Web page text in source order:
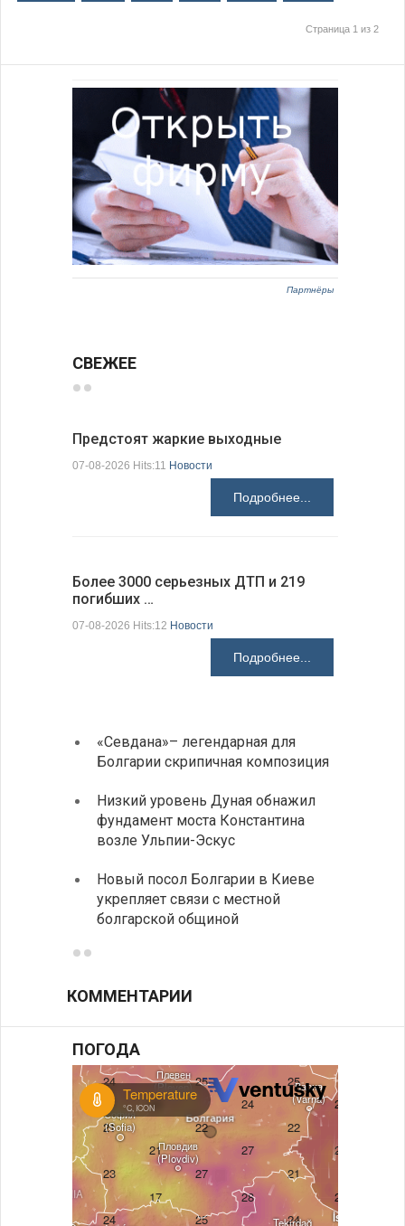
Страница 1 из 2
Партнёры
СВЕЖЕЕ
Предстоят жаркие выходные
07-08-2026 Hits:11 Новости
Подробнее...
Более 3000 серьезных ДТП и 219
погибших …
07-08-2026 Hits:12 Новости
Подробнее...
«Севдана»– легендарная для
Болгарии скрипичная композиция
Низкий уровень Дуная обнажил
фундамент моста Константина
возле Ульпии-Эскус
Новый посол Болгарии в Киеве
укрепляет связи с местной
болгарской общиной
КОММЕНТАРИИ
ПОГОДА